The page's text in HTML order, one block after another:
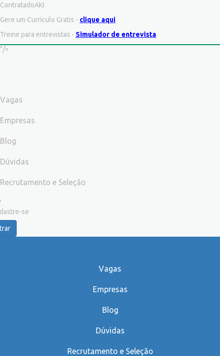
ContratadoAKI
Gere um Curriculo Gratis - clique aqui
Treine para entrevistas - Simulador de entrevista
"/>
Vagas
Empresas
Blog
Dúvidas
Recrutamento e Seleção
se
Vagas
Empresas
Blog
Dúvidas
Recrutamento e Seleção